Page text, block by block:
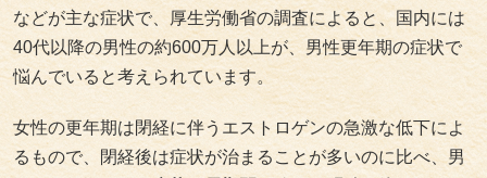
などが主な症状で、厚生労働省の調査によると、国内には
40代以降の男性の約600万人以上が、男性更年期の症状で
悩んでいると考えられています。
女性の更年期は閉経に伴うエストロゲンの急激な低下によ
るもので、閉経後は症状が治まることが多いのに比べ、男